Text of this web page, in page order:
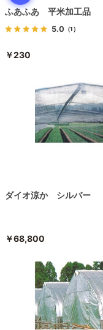
ふあふあ 平米加工品
5.0 （1）
￥230
ダイオ涼か シルバー
￥68,800